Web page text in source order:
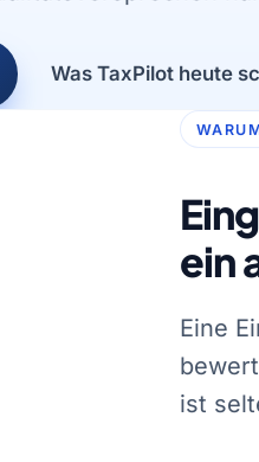
Was TaxPilot heute
ein
Eine
ist